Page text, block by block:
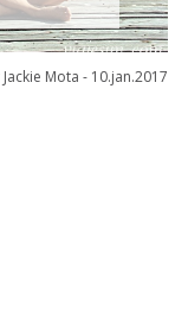
Mota - 10.jan.2017